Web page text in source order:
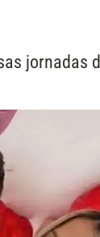
jornadas